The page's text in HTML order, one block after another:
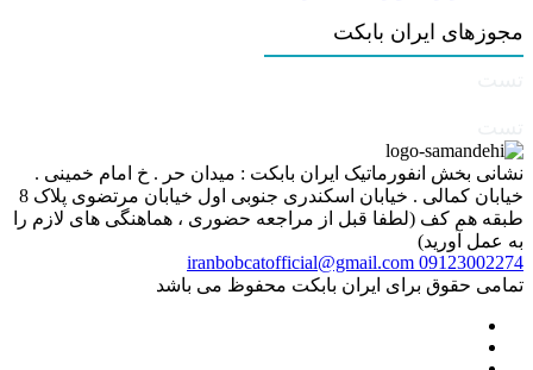
مجوزهای ایران بابکت
نشانی بخش انفورماتیک ایران بابکت : میدان حر . خ امام خمینی .
خیابان کمالی . خیابان اسکندری جنوبی اول خیابان مرتضوی پلاک 8
طبقه هم کف (لطفا قبل از مراجعه حضوری ، هماهنگی های لازم را
به عمل آورید)
09123002274
iranbobcatofficial@gmail.com
تمامی حقوق برای ایران بابکت محفوظ می باشد